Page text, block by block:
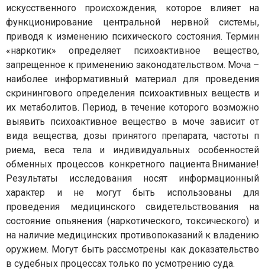
искусственного происхождения, которое влияет на
функционирование центральной нервной системы,
приводя к изменению психического состояния. Термин
«наркотик» определяет психоактивное вещество,
запрещенное к применению законодательством. Моча –
наиболее информативный материал для проведения
скринингового определения психоактивных веществ и
их метаболитов. Период, в течение которого возможно
выявить психоактивное вещество в моче зависит от
вида вещества, дозы принятого препарата, частоты п
риема, веса тела и индивидуальных особенностей
обменных процессов конкретного пациента.Внимание!
Результаты исследования носят информационный
характер и не могут быть использованы для
проведения медицинского свидетельствования на
состояние опьянения (наркотического, токсического) и
на наличие медицинских противопоказаний к владению
оружием. Могут быть рассмотрены как доказательство
в судебных процессах только по усмотрению суда.